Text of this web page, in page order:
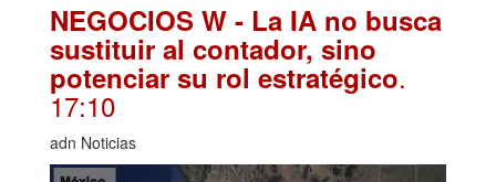
NEGOCIOS W - La IA no busca
sustituir al contador, sino
potenciar su rol estratégico.
17:10
adn Noticias